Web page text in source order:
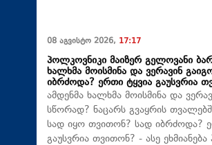
08 აგვისტო 2026, 17:17
პოლკოვნიკი მაიზერ გელოვანი
ხალხმა მოისმინა და ვერავინ
იბრძოდა? ერთი ტყვია გაუსვრია
ამდენმა ხალხმა მოისმინა და
სწორად? ნაცარს გვაყრის
სად იყო თვითონ? სად იბრძოდა?
გაუსვრია თვითონ? - ასე